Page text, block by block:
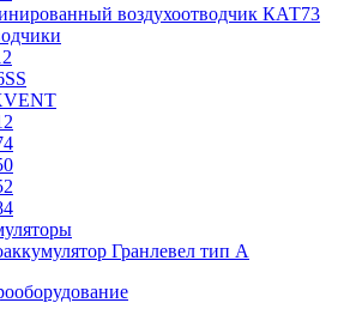
воздухоотводчик КАТ73
Гранлевел тип А